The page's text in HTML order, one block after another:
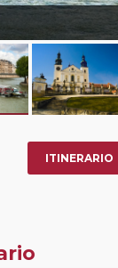
ITINERARIO